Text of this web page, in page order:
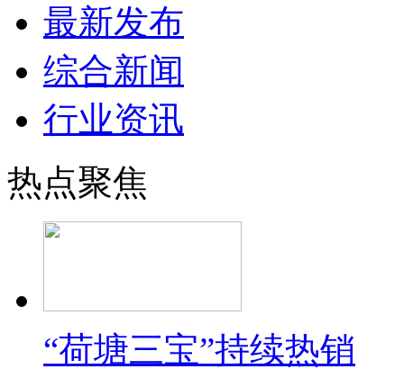
最新发布
综合新闻
行业资讯
热点聚焦
“荷塘三宝”持续热销